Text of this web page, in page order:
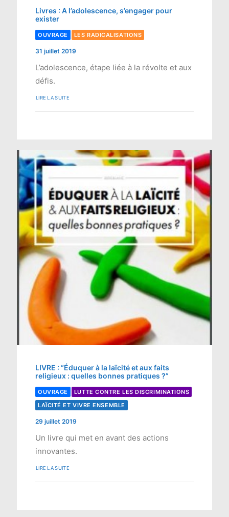
Livres : A l’adolescence, s’engager pour
exister
OUVRAGE LES RADICALISATIONS
31 juillet 2019
L’adolescence, étape liée à la révolte et aux
défis.
LIRE LA SUITE
LIVRE : “Éduquer à la laïcité et aux faits
religieux : quelles bonnes pratiques ?”
OUVRAGE
LUTTE CONTRE LES DISCRIMINATIONS
LAÏCITÉ ET VIVRE ENSEMBLE
29 juillet 2019
Un livre qui met en avant des actions
innovantes.
LIRE LA SUITE